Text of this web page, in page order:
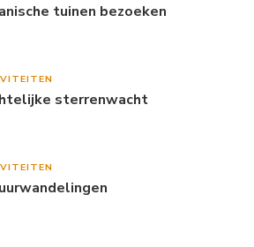
tuinen bezoeken
sterrenwacht